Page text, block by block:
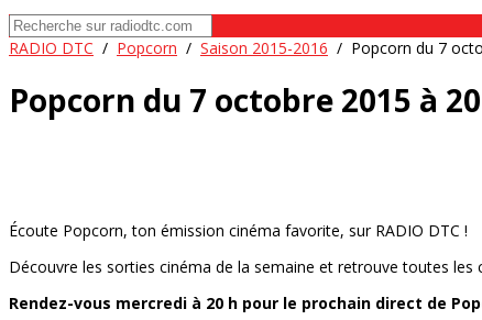
RADIO DTC / Popcorn / Saison 2015-2016 / Popcorn du 7
Popcorn du 7 octobre 2015 à
Écoute Popcorn, ton émission cinéma favorite, sur RADIO DTC !
Découvre les sorties cinéma de la semaine et retrouve toutes les
Rendez-vous mercredi à 20 h pour le prochain direct de